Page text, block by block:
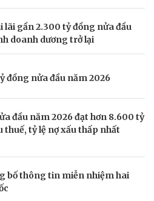
lãi gần 2.300 tỷ đồng nửa đầu
doanh dương trở lại
đồng nửa đầu năm 2026
đầu năm 2026 đạt hơn 8.600 tỷ
thuế, tỷ lệ nợ xấu thấp nhất
bố thông tin miễn nhiệm hai